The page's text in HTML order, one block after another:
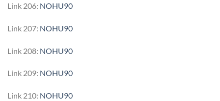
Link 206: NOHU90
Link 207: NOHU90
Link 208: NOHU90
Link 209: NOHU90
Link 210: NOHU90